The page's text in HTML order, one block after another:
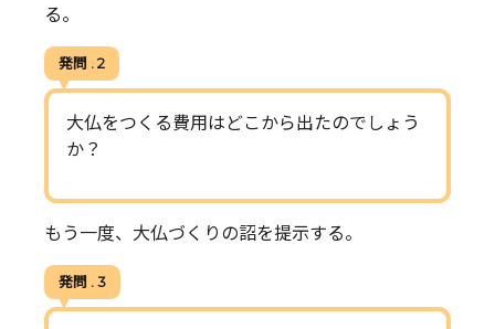
る。
発問 . 2
大仏をつくる費用はどこから出たのでしょう
か？
もう一度、大仏づくりの詔を提示する。
発問 . 3